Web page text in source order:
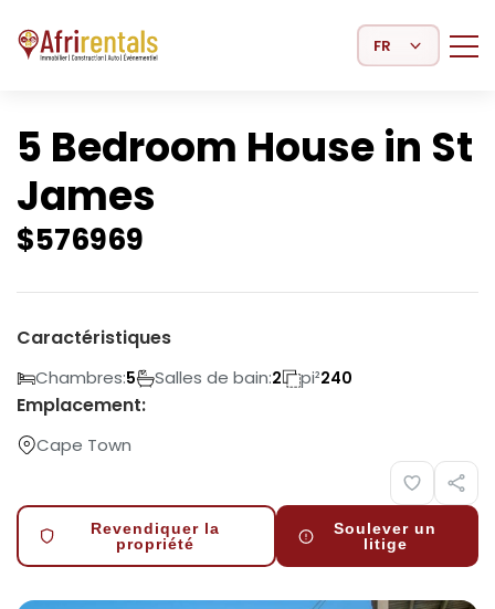
Select Language
5 Bedroom House in St
James
$576969
Caractéristiques
Chambres:5 Salles de bain:2 pi²240
Emplacement:
Cape Town
Revendiquer la
propriété
Soulever un
litige